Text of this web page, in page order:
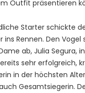
Outfit präsentieren
Starter schickte
ins Rennen. Den Vogel
ab, Julia Segura,
sehr erfolgreich,
in der höchsten
Gesamtsiegerin.